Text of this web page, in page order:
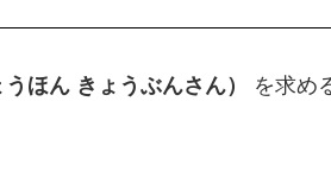
ほん きょうぶんさん） を求め